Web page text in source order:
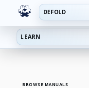
DEFOLD
LEARN
BROWSE MANUALS